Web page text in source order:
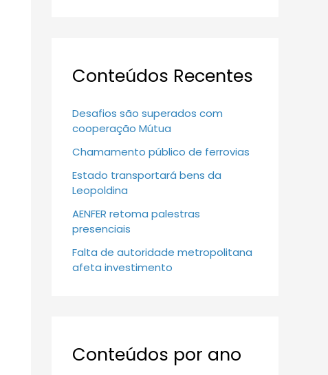
Conteúdos Recentes
Desafios são superados com
cooperação Mútua
Chamamento público de ferrovias
Estado transportará bens da
Leopoldina
AENFER retoma palestras
presenciais
Falta de autoridade metropolitana
afeta investimento
Conteúdos por ano